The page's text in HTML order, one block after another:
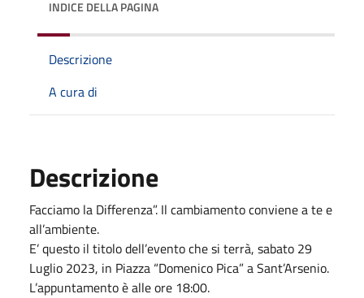
INDICE DELLA PAGINA
Descrizione
A cura di
Descrizione
Facciamo la Differenza”. Il cambiamento conviene a te e
all’ambiente.
E’ questo il titolo dell’evento che si terrà, sabato 29
Luglio 2023, in Piazza “Domenico Pica” a Sant’Arsenio.
L’appuntamento è alle ore 18:00.